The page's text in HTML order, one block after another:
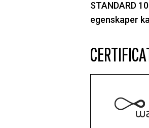
STANDARD
egenskaper